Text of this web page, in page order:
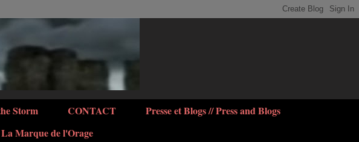
Storm CONTACT
Presse et Blogs // Press and Blogs
Marque de l'Orage